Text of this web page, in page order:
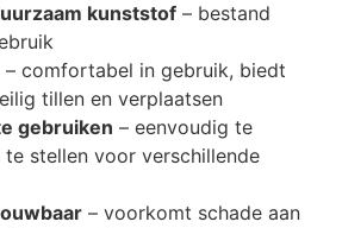
kunststof – bestand
– comfortabel in gebruik, biedt
tillen en verplaatsen
gebruiken – eenvoudig te
te stellen voor verschillende
– voorkomt schade aan